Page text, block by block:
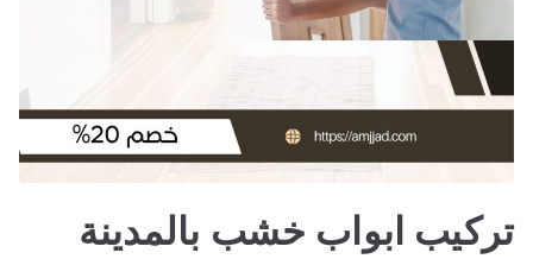
تركيب ابواب خشب بالمدينة